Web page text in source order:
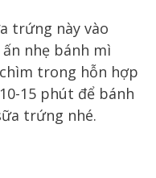
trứng này vào
nhẹ bánh mì
trong hỗn hợp
15 phút để bánh
trứng nhé.